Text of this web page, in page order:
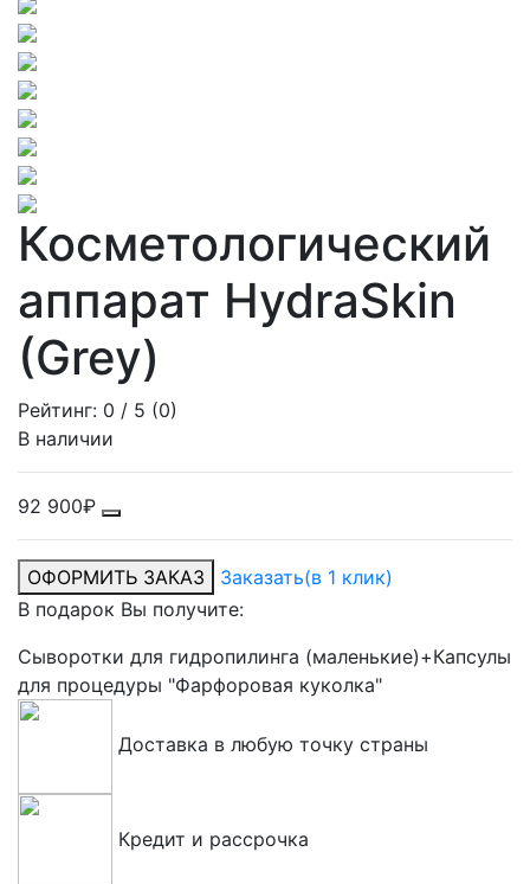
Косметологический
аппарат HydraSkin
(Grey)
Рейтинг: 0 / 5 (0)
В наличии
92 900₽
ОФОРМИТЬ ЗАКАЗ Заказать(в 1 клик)
В подарок Вы получите:
Сыворотки для гидропилинга (маленькие)+Капсулы
для процедуры "Фарфоровая куколка"
Доставка в любую точку страны
Кредит и рассрочка